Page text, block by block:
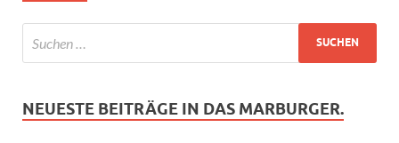
NEUESTE BEITRÄGE IN DAS MARBURGER.